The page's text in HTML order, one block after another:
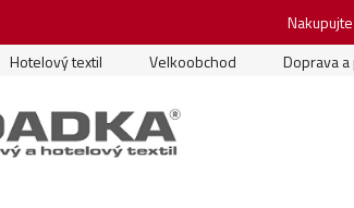
Hotelový textil Velkoobchod Doprava